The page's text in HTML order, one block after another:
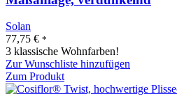
Solan
77,75 € *
3 klassische Wohnfarben!
Zur Wunschliste hinzufügen
Zum Produkt